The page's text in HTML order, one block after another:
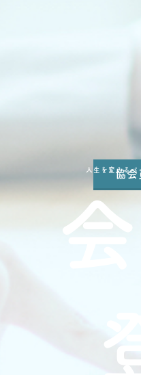
協
人生を変えるパ